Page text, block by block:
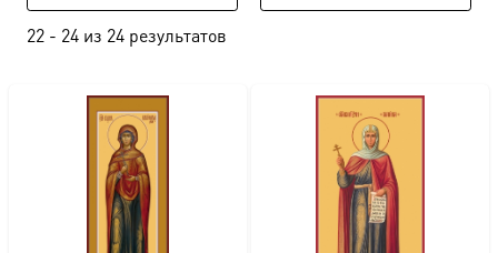
22 - 24 из 24 результатов